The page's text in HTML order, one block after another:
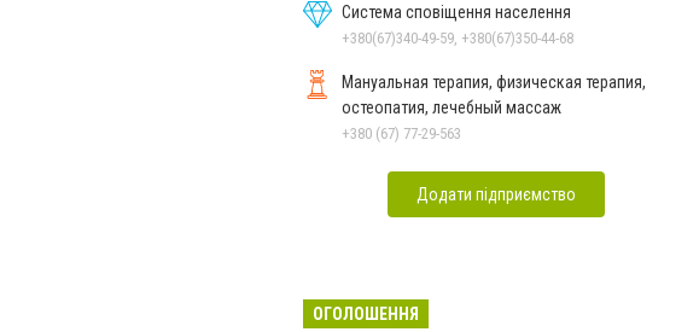
Система сповіщення населення
+380(67)340-49-59, +380(67)350-44-68
Мануальная терапия, физическая терапия,
остеопатия, лечебный массаж
+380 (67) 77-29-563
Додати підприємство
ОГОЛОШЕННЯ